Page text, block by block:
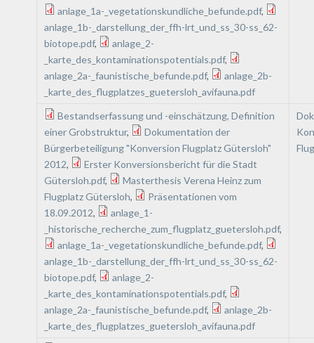
anlage_1a-_vegetationskundliche_befunde.pdf,
anlage_1b-_darstellung_der_ffh-lrt_und_ss_30-ss_62-
biotope.pdf,
anlage_2-
_karte_des_kontaminationspotentials.pdf,
anlage_2a-_faunistische_befunde.pdf,
anlage_2b-
_karte_des_flugplatzes_guetersloh_avifauna.pdf
Bestandserfassung und -einschätzung, Definition
einer Grobstruktur,
Dokumentation der
Bürgerbeteiligung "Konversion Flugplatz Gütersloh"
2012,
Erster Konversionsbericht für die Stadt
Gütersloh.pdf,
Masterthesis Verena Heinz zum
Flugplatz Gütersloh,
Präsentationen vom
18.09.2012,
anlage_1-
_historische_recherche_zum_flugplatz_guetersloh.pdf,
anlage_1a-_vegetationskundliche_befunde.pdf,
anlage_1b-_darstellung_der_ffh-lrt_und_ss_30-ss_62-
biotope.pdf,
anlage_2-
_karte_des_kontaminationspotentials.pdf,
anlage_2a-_faunistische_befunde.pdf,
anlage_2b-
_karte_des_flugplatzes_guetersloh_avifauna.pdf